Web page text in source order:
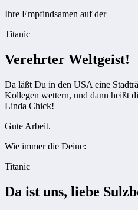
Ihre Empfindsamen auf der
Titanic
Verehrter Weltgeist!
Da läßt Du in den USA eine
Kollegen wettern, und dann heißt
Linda Chick!
Gute Arbeit.
Wie immer die Deine:
Titanic
Da ist uns, liebe